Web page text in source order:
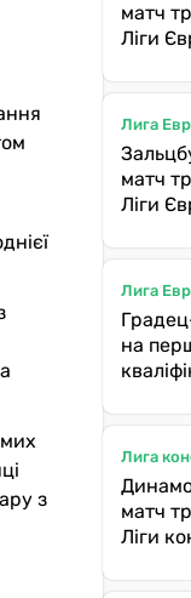
з
матч
Ліги
Лига
матч
Ліги
Лига
на
Лига
матч
Ліги